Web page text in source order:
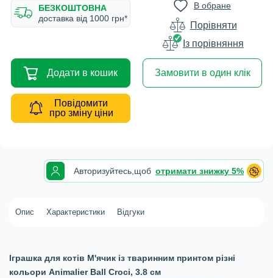
БЕЗКОШТОВНА
доставка вiд 1000 грн*
В обране
Порівняти
Iз порівняння
Додати в кошик Замовити в один клік
Повідомити
про зміну ціни
Авторизуйтесь, щоб отримати знижку 5%
Опис Характеристики Відгуки
Іграшка для котів М'ячик із тваринним принтом різні
кольори Animalier Ball Croci, 3.8 см